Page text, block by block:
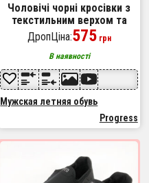
Чоловічі чорні кросівки з
текстильним верхом та
поліуретановою підошвою
41 розмір
ДропЦіна:575грн
В наявності
Мужская летняя обувь
Progress